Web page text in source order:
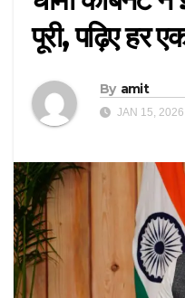
पूरी, पढ़िए हर
By amit
JAN 15, 2026